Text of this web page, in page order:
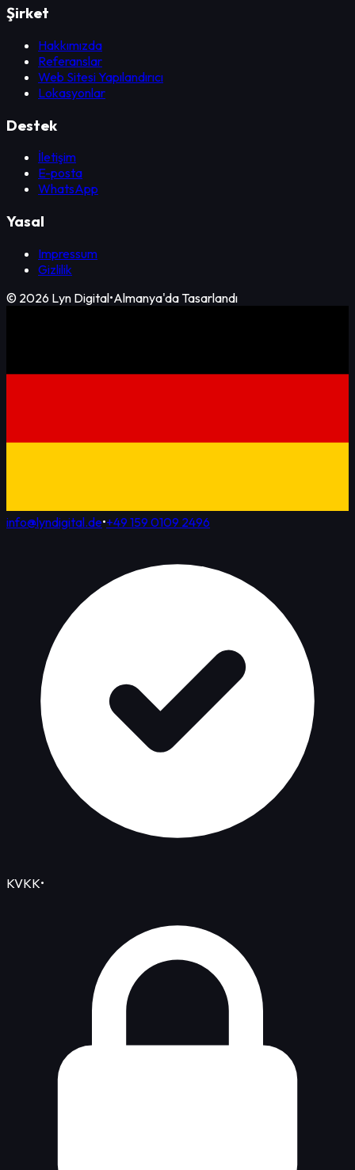
Şirket
Hakkımızda
Referanslar
Web Sitesi Yapılandırıcı
Lokasyonlar
Destek
İletişim
E-posta
WhatsApp
Yasal
Impressum
Gizlilik
© 2026 Lyn Digital•Almanya'da Tasarlandı
info@lyndigital.de•+49 159 0109 2496
KVKK•